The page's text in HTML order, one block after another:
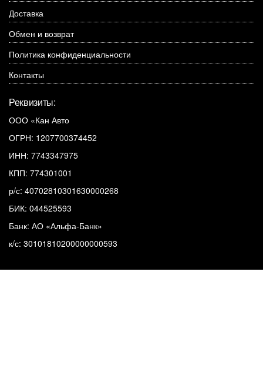
Доставка
Обмен и возврат
Политика конфиденциальности
Контакты
Реквизиты:
ООО «Кан Авто
ОГРН: 1207700374452
ИНН: 7743347975
КПП: 774301001
р/с: 40702810301630000268
БИК: 044525593
Банк: АО «Альфа-Банк»
к/с: 30101810200000000593